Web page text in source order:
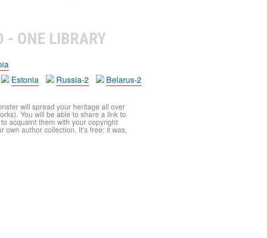
- ONE LIBRARY
Estonia Russia-2 Belarus-2
will spread your heritage all over
You will be able to share a link to
acquaint them with your copyright
own author collection. It's free: it was,